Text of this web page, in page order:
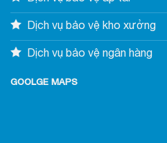
Dịch vụ bảo vệ kho xưởng
Dịch vụ bảo vệ ngân hàng
GOOLGE MAPS